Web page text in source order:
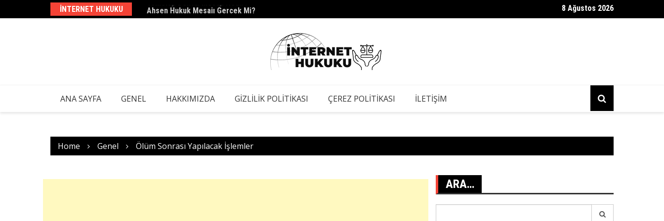
to
INTERNET HUKUKU Ahsen Hukuk Mesajı Gerçek Mi? 8 Ağustos 2026
ANA SAYFA GENEL HAKKIMIZDA GIZLILIK POLITIKASI ÇEREZ POLITIKASI İLETIŞIM
Home Genel Ölüm Sonrası Yapılacak İşlemler
ARA…